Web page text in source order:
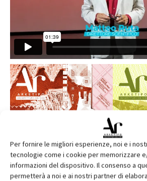
Per fornire le migliori esperienze, noi e i
tecnologie come i cookie per memorizzare
informazioni del dispositivo. Il consenso a
permetterà a noi e ai nostri partner di